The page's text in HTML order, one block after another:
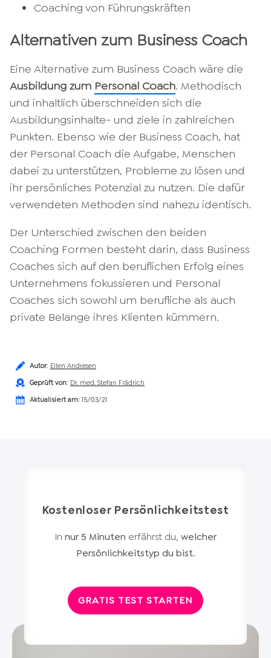
Coaching von Führungskräften
Alternativen zum Business Coach
Eine Alternative zum Business Coach wäre die
Ausbildung zum Personal Coach. Methodisch
und inhaltlich überschneiden sich die
Ausbildungsinhalte- und ziele in zahlreichen
Punkten. Ebenso wie der Business Coach, hat
der Personal Coach die Aufgabe, Menschen
dabei zu unterstützen, Probleme zu lösen und
ihr persönliches Potenzial zu nutzen. Die dafür
verwendeten Methoden sind nahezu identisch.
Der Unterschied zwischen den beiden
Coaching Formen besteht darin, dass Business
Coaches sich auf den beruflichen Erfolg eines
Unternehmens fokussieren und Personal
Coaches sich sowohl um berufliche als auch
private Belange ihres Klienten kümmern.
Autor: Ellen Andresen
Geprüft von: Dr. med. Stefan Frädrich
Aktualisiert am: 15/03/21
Kostenloser Persönlichkeitstest
In nur 5 Minuten erfährst du, welcher
Persönlichkeitstyp du bist.
GRATIS TEST STARTEN